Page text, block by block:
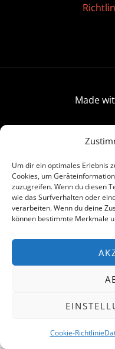
Um dir ein optimales Erlebnis
Cookies, um
zuzugreifen. Wenn du diesen
wie das Surfverhalten oder
verarbeiten. Wenn du deine
können bestimmte Merkmale
Cookie-Richtlinie
Made